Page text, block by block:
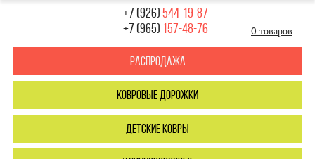
+7 (926)544-19-87
+7 (965) 157-48-76 0 товаров
Распродажа
ковровые дорожки
детские ковры